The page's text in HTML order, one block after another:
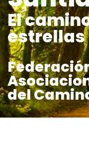
El
estrellas
del